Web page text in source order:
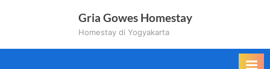
Gria Gowes Homestay
Homestay di Yogyakarta